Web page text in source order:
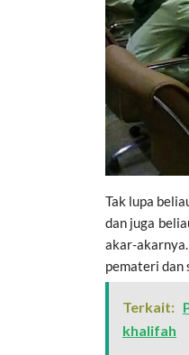
Tak lupa
dan juga
akar-
pemateri dan
Terkait:
khalifah